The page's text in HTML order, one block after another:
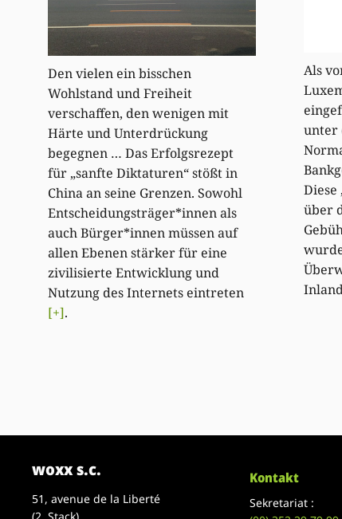
Den vielen ein bisschen
Wohlstand und Freiheit
verschaffen, den wenigen mit
Härte und Unterdrückung
begegnen … Das Erfolgsrezept
für „sanfte Diktaturen“ stößt in
China an seine Grenzen. Sowohl
Entscheidungsträger*innen als
auch Bürger*innen müssen auf
allen Ebenen stärker für eine
zivilisierte Entwicklung und
Nutzung des Internets eintreten
[+].
Als
unter
Diese
über
woxx s.c.
51, avenue de la Liberté
Kontakt
Sekretariat :